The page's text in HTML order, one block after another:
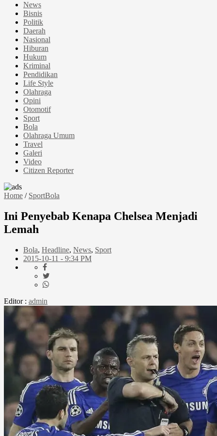
News
Bisnis
Politik
Daerah
Nasional
Hiburan
Hukum
Kriminal
Pendidikan
Life Style
Olahraga
Opini
Otomotif
Sport
Bola
Olahraga Umum
Travel
Galeri
Video
Citizen Reporter
Home / SportBola
Ini Penyebab Kenapa Chelsea Menjadi
Lemah
Bola, Headline, News, Sport
2015-10-11 - 9:34 PM
Editor : admin